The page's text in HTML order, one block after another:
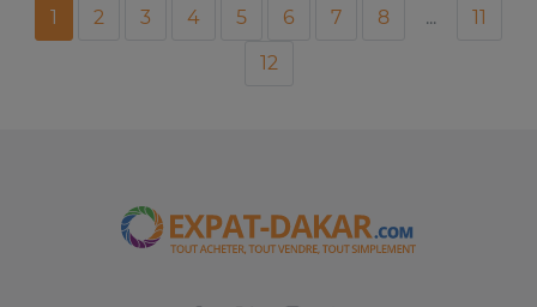
1 2 3 4 5 6 7 8 ...
11
12